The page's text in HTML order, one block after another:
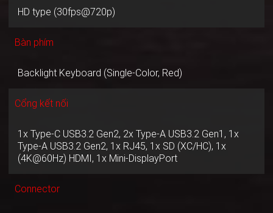
HD type (30fps@720p)
Bàn phím
Backlight Keyboard (Single-Color, Red)
Cổng kết nối
1x Type-C USB3.2 Gen2, 2x Type-A USB3.2 Gen1, 1x
Type-A USB3.2 Gen2, 1x RJ45, 1x SD (XC/HC), 1x
(4K@60Hz) HDMI, 1x Mini-DisplayPort
Connector